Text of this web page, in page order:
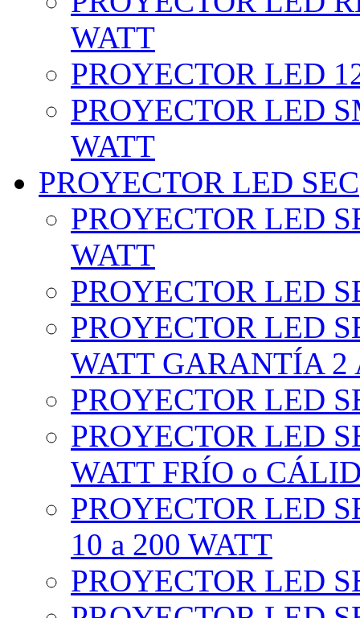
WATT
PROYECTOR LED
PROYECTOR LED
WATT
PROYECTOR LED SEC
PROYECTOR LED
WATT
PROYECTOR LED
PROYECTOR LED
WATT GARANTÍA 2
PROYECTOR LED
PROYECTOR LED
WATT FRÍO o
PROYECTOR LED
10 a 200 WATT
PROYECTOR LED